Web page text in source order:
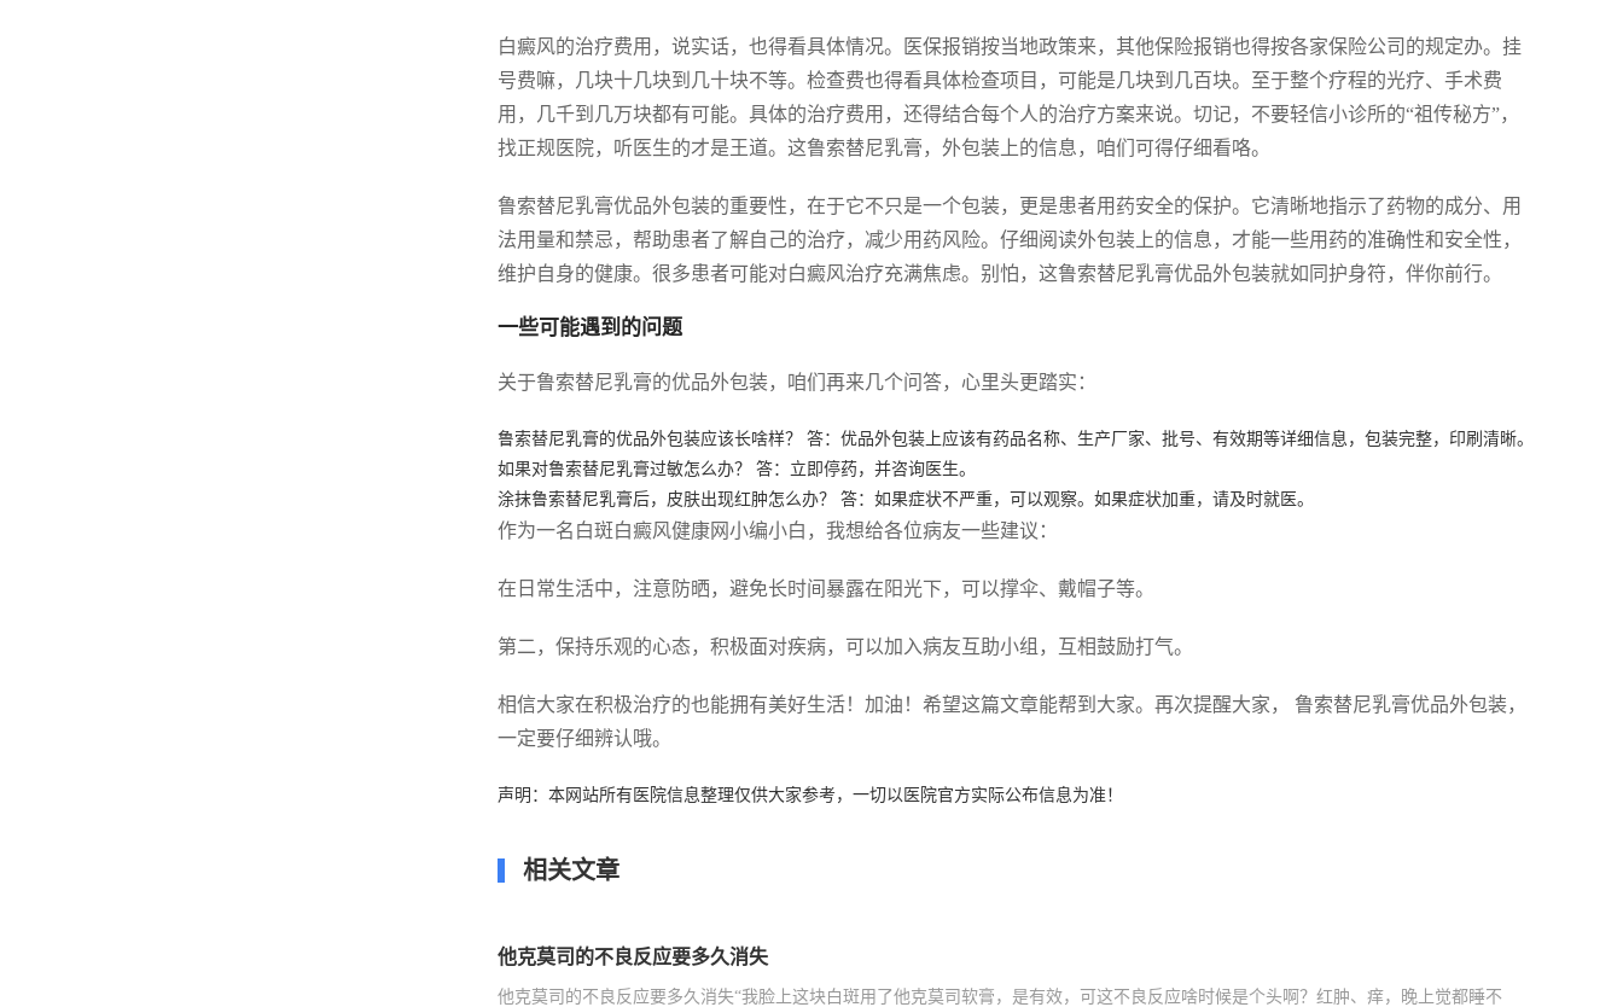
白癜风的治疗费用，说实话，也得看具体情况。医保报销按当地政策来，其他保险报销也得按各家保险公司的规定办。挂
号费嘛，几块十几块到几十块不等。检查费也得看具体检查项目，可能是几块到几百块。至于整个疗程的光疗、手术费
用，几千到几万块都有可能。具体的治疗费用，还得结合每个人的治疗方案来说。切记，不要轻信小诊所的“祖传秘方”，
找正规医院，听医生的才是王道。这鲁索替尼乳膏，外包装上的信息，咱们可得仔细看咯。
鲁索替尼乳膏优品外包装的重要性，在于它不只是一个包装，更是患者用药安全的保护。它清晰地指示了药物的成分、用
法用量和禁忌，帮助患者了解自己的治疗，减少用药风险。仔细阅读外包装上的信息，才能一些用药的准确性和安全性，
维护自身的健康。很多患者可能对白癜风治疗充满焦虑。别怕，这鲁索替尼乳膏优品外包装就如同护身符，伴你前行。
一些可能遇到的问题
关于鲁索替尼乳膏的优品外包装，咱们再来几个问答，心里头更踏实：
鲁索替尼乳膏的优品外包装应该长啥样？ 答：优品外包装上应该有药品名称、生产厂家、批号、有效期等详细信息，包装完整，印刷清晰。
如果对鲁索替尼乳膏过敏怎么办？ 答：立即停药，并咨询医生。
涂抹鲁索替尼乳膏后，皮肤出现红肿怎么办？ 答：如果症状不严重，可以观察。如果症状加重，请及时就医。
作为一名白斑白癜风健康网小编小白，我想给各位病友一些建议：
在日常生活中，注意防晒，避免长时间暴露在阳光下，可以撑伞、戴帽子等。
第二，保持乐观的心态，积极面对疾病，可以加入病友互助小组，互相鼓励打气。
相信大家在积极治疗的也能拥有美好生活！加油！希望这篇文章能帮到大家。再次提醒大家， 鲁索替尼乳膏优品外包装，
一定要仔细辨认哦。
声明：本网站所有医院信息整理仅供大家参考，一切以医院官方实际公布信息为准！
相关文章
他克莫司的不良反应要多久消失
他克莫司的不良反应要多久消失“我脸上这块白斑用了他克莫司软膏，是有效，可这不良反应啥时候是个头啊？红肿、痒，晚上觉都睡不